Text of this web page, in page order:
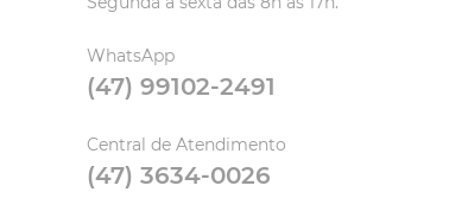
WhatsApp
(47) 99102-2491
Central de Atendimento
(47) 3634-0026